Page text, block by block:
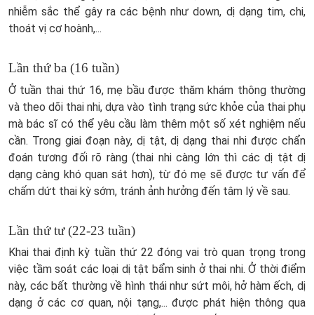
nhiễm sắc thể gây ra các bệnh như down, dị dạng tim, chi,
thoát vị cơ hoành,...
Lần thứ ba (16 tuần)
Ở tuần thai thứ 16, mẹ bầu được thăm khám thông thường
và theo dõi thai nhi, dựa vào tình trạng sức khỏe của thai phụ
mà bác sĩ có thể yêu cầu làm thêm một số xét nghiệm nếu
cần. Trong giai đoạn này, dị tật, dị dạng thai nhi được chẩn
đoán tương đối rõ ràng (thai nhi càng lớn thì các dị tật dị
dạng càng khó quan sát hơn), từ đó mẹ sẽ được tư vấn để
chấm dứt thai kỳ sớm, tránh ảnh hưởng đến tâm lý về sau.
Lần thứ tư (22-23 tuần)
Khai thai định kỳ tuần thứ 22 đóng vai trò quan trọng trong
việc tầm soát các loại dị tật bẩm sinh ở thai nhi. Ở thời điểm
này, các bất thường về hình thái như sứt môi, hở hàm ếch, dị
dạng ở các cơ quan, nội tạng,... được phát hiện thông qua